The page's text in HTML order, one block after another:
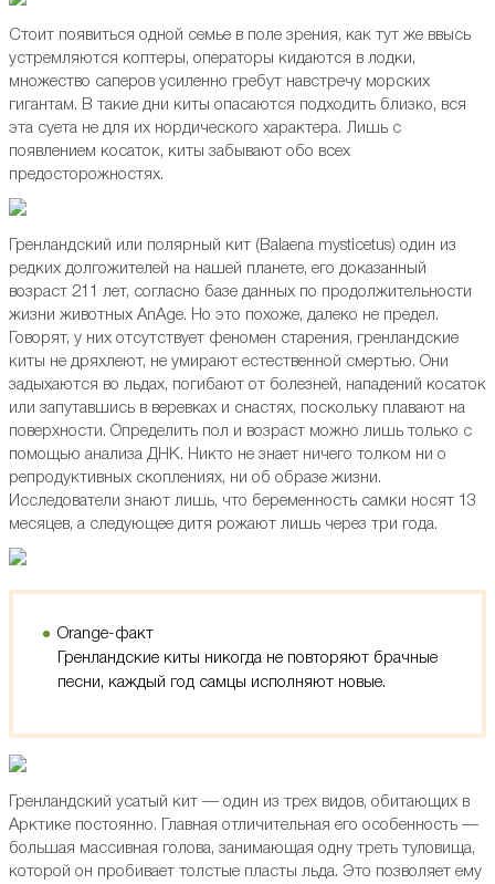
Стоит появиться одной семье в поле зрения, как тут же ввысь
устремляются коптеры, операторы кидаются в лодки,
множество саперов усиленно гребут навстречу морских
гигантам. В такие дни киты опасаются подходить близко, вся
эта суета не для их нордического характера. Лишь с
появлением косаток, киты забывают обо всех
предосторожностях.
Гренландский или полярный кит (Balaena mysticetus) один из
редких долгожителей на нашей планете, его доказанный
возраст 211 лет, согласно базе данных по продолжительности
жизни животных AnAge. Но это похоже, далеко не предел.
Говорят, у них отсутствует феномен старения, гренландские
киты не дряхлеют, не умирают естественной смертью. Они
задыхаются во льдах, погибают от болезней, нападений косаток
или запутавшись в веревках и снастях, поскольку плавают на
поверхности. Определить пол и возраст можно лишь только с
помощью анализа ДНК. Никто не знает ничего толком ни о
репродуктивных скоплениях, ни об образе жизни.
Исследователи знают лишь, что беременность самки носят 13
месяцев, а следующее дитя рожают лишь через три года.
Orange-факт
​Гренландские киты никогда не повторяют брачные
песни, каждый год самцы исполняют новые.
Гренландский усатый кит — один из трех видов, обитающих в
Арктике постоянно. Главная отличительная его особенность —
большая массивная голова, занимающая одну треть туловища,
которой он пробивает толстые пласты льда. Это позволяет ему